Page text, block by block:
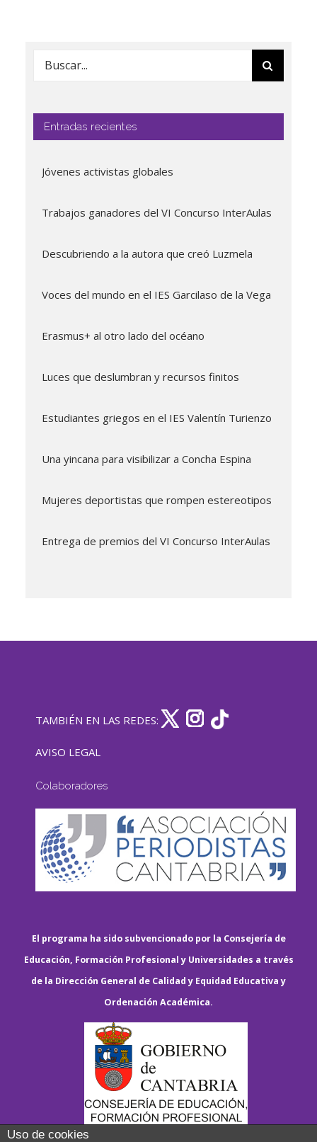
Buscar:
Entradas recientes
Jóvenes activistas globales
Trabajos ganadores del VI Concurso InterAulas
Descubriendo a la autora que creó Luzmela
Voces del mundo en el IES Garcilaso de la Vega
Erasmus+ al otro lado del océano
Luces que deslumbran y recursos finitos
Estudiantes griegos en el IES Valentín Turienzo
Una yincana para visibilizar a Concha Espina
Mujeres deportistas que rompen estereotipos
Entrega de premios del VI Concurso InterAulas
TAMBIÉN EN LAS REDES:
AVISO LEGAL
Colaboradores
El programa ha sido subvencionado por la Consejería de
Educación, Formación Profesional y Universidades a través
de la Dirección General de Calidad y Equidad Educativa y
Ordenación Académica.
Uso de cookies